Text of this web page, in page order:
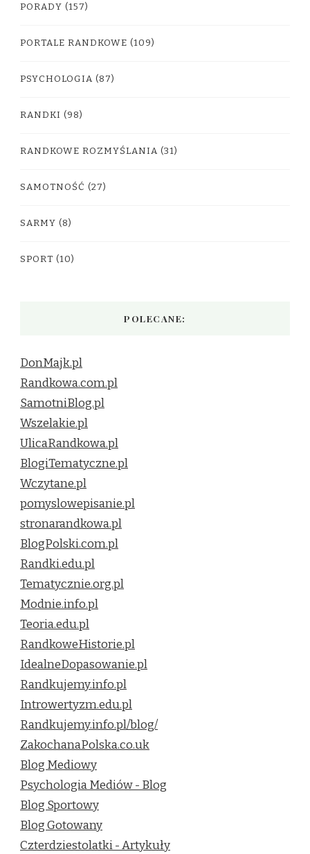
PORADY (157)
PORTALE RANDKOWE (109)
PSYCHOLOGIA (87)
RANDKI (98)
RANDKOWE ROZMYŚLANIA (31)
SAMOTNOŚĆ (27)
SARMY (8)
SPORT (10)
POLECANE:
DonMajk.pl
Randkowa.com.pl
SamotniBlog.pl
Wszelakie.pl
UlicaRandkowa.pl
BlogiTematyczne.pl
Wczytane.pl
pomyslowepisanie.pl
stronarandkowa.pl
BlogPolski.com.pl
Randki.edu.pl
Tematycznie.org.pl
Modnie.info.pl
Teoria.edu.pl
RandkoweHistorie.pl
IdealneDopasowanie.pl
Randkujemy.info.pl
Introwertyzm.edu.pl
Randkujemy.info.pl/blog/
ZakochanaPolska.co.uk
Blog Mediowy
Psychologia Mediów - Blog
Blog Sportowy
Blog Gotowany
Czterdziestolatki - Artykuły